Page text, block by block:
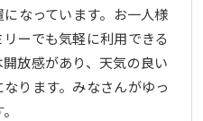
なっています。お一人様
ーでも気軽に利用できる
放感があり、天気の良い
ります。みなさんがゆっ